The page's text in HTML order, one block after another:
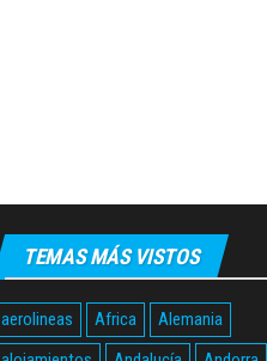
TEMAS MÁS VISTOS
aerolineas Africa
Alemania